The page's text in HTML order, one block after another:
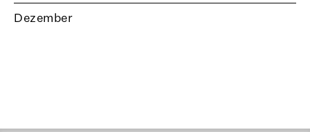
Dezember